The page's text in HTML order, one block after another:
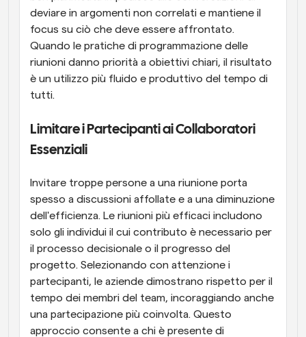
deviare in argomenti non correlati e mantiene il
focus su ciò che deve essere affrontato.
Quando le pratiche di programmazione delle
riunioni danno priorità a obiettivi chiari, il risultato
è un utilizzo più fluido e produttivo del tempo di
tutti.
Limitare i Partecipanti ai Collaboratori
Essenziali
Invitare troppe persone a una riunione porta
spesso a discussioni affollate e a una diminuzione
dell'efficienza. Le riunioni più efficaci includono
solo gli individui il cui contributo è necessario per
il processo decisionale o il progresso del
progetto. Selezionando con attenzione i
partecipanti, le aziende dimostrano rispetto per il
tempo dei membri del team, incoraggiando anche
una partecipazione più coinvolta. Questo
approccio consente a chi è presente di